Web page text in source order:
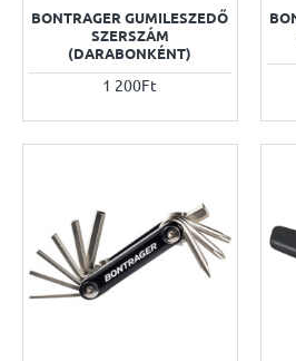
BONTRAGER GUMILESZEDŐ
SZERSZÁM
(DARABONKÉNT)
1 200Ft